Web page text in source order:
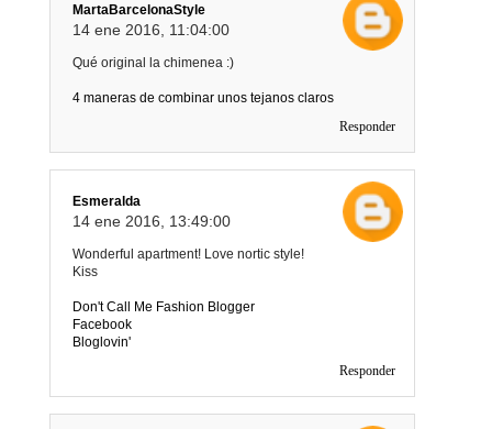
MartaBarcelonaStyle
14 ene 2016, 11:04:00
Qué original la chimenea :)
4 maneras de combinar unos tejanos claros
Responder
Esmeralda
14 ene 2016, 13:49:00
Wonderful apartment! Love nortic style!
Kiss
Don't Call Me Fashion Blogger
Facebook
Bloglovin'
Responder